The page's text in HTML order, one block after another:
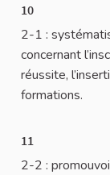
10
2-1 :
concernant
réussite,
formations.
11
2-2 :